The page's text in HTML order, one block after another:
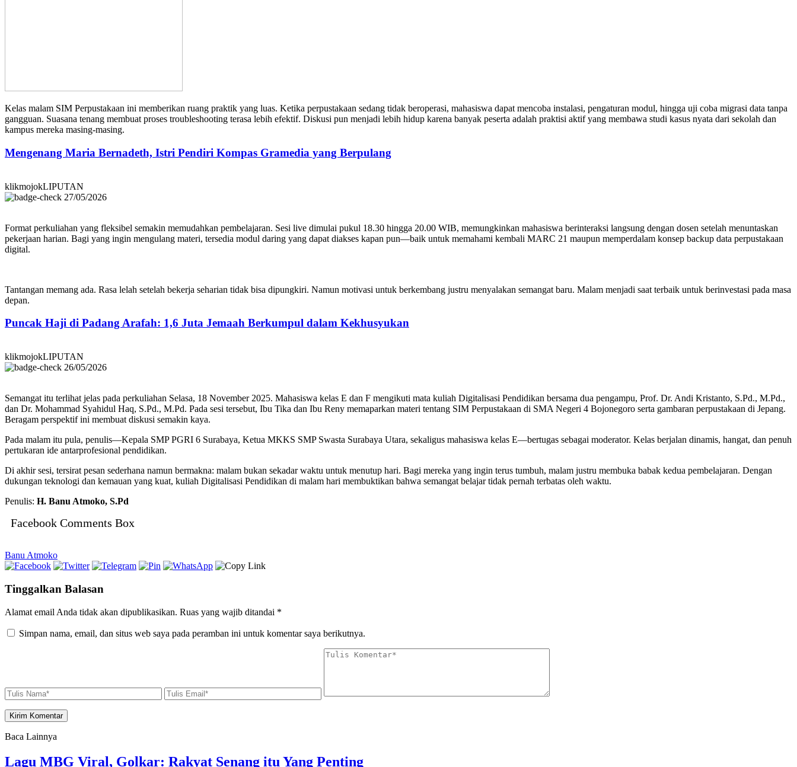
Kelas malam SIM Perpustakaan ini memberikan ruang praktik yang luas. Ketika perpustakaan sedang tidak beroperasi, mahasiswa dapat mencoba instalasi, pengaturan modul, hingga uji coba migrasi data tanpa
gangguan. Suasana tenang membuat proses troubleshooting terasa lebih efektif. Diskusi pun menjadi lebih hidup karena banyak peserta adalah praktisi aktif yang membawa studi kasus nyata dari sekolah dan
kampus mereka masing-masing.
Mengenang Maria Bernadeth, Istri Pendiri Kompas Gramedia yang Berpulang
klikmojokLIPUTAN
27/05/2026
Format perkuliahan yang fleksibel semakin memudahkan pembelajaran. Sesi live dimulai pukul 18.30 hingga 20.00 WIB, memungkinkan mahasiswa berinteraksi langsung dengan dosen setelah menuntaskan
pekerjaan harian. Bagi yang ingin mengulang materi, tersedia modul daring yang dapat diakses kapan pun—baik untuk memahami kembali MARC 21 maupun memperdalam konsep backup data perpustakaan
digital.
Tantangan memang ada. Rasa lelah setelah bekerja seharian tidak bisa dipungkiri. Namun motivasi untuk berkembang justru menyalakan semangat baru. Malam menjadi saat terbaik untuk berinvestasi pada masa
depan.
Puncak Haji di Padang Arafah: 1,6 Juta Jemaah Berkumpul dalam Kekhusyukan
klikmojokLIPUTAN
26/05/2026
Semangat itu terlihat jelas pada perkuliahan Selasa, 18 November 2025. Mahasiswa kelas E dan F mengikuti mata kuliah Digitalisasi Pendidikan bersama dua pengampu, Prof. Dr. Andi Kristanto, S.Pd., M.Pd.,
dan Dr. Mohammad Syahidul Haq, S.Pd., M.Pd. Pada sesi tersebut, Ibu Tika dan Ibu Reny memaparkan materi tentang SIM Perpustakaan di SMA Negeri 4 Bojonegoro serta gambaran perpustakaan di Jepang.
Beragam perspektif ini membuat diskusi semakin kaya.
Pada malam itu pula, penulis—Kepala SMP PGRI 6 Surabaya, Ketua MKKS SMP Swasta Surabaya Utara, sekaligus mahasiswa kelas E—bertugas sebagai moderator. Kelas berjalan dinamis, hangat, dan penuh
pertukaran ide antarprofesional pendidikan.
Di akhir sesi, tersirat pesan sederhana namun bermakna: malam bukan sekadar waktu untuk menutup hari. Bagi mereka yang ingin terus tumbuh, malam justru membuka babak kedua pembelajaran. Dengan
dukungan teknologi dan kemauan yang kuat, kuliah Digitalisasi Pendidikan di malam hari membuktikan bahwa semangat belajar tidak pernah terbatas oleh waktu.
Penulis: H. Banu Atmoko, S.Pd
Facebook Comments Box
Banu Atmoko
Tinggalkan Balasan
Alamat email Anda tidak akan dipublikasikan. Ruas yang wajib ditandai *
Simpan nama, email, dan situs web saya pada peramban ini untuk komentar saya berikutnya.
Baca Lainnya
Lagu MBG Viral, Golkar: Rakyat Senang itu Yang Penting